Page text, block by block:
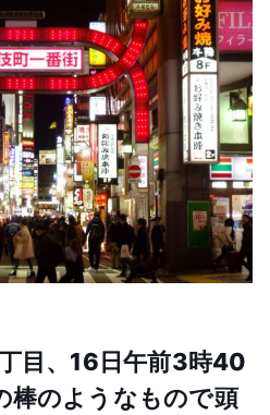
目、16日午前3時40
のようなもので頭